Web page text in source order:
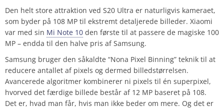
Den helt store attraktion ved S20 Ultra er naturligvis kameraet,
som byder på 108 MP til ekstremt detaljerede billeder. Xiaomi
var med sin Mi Note 10 den første til at passere de magiske 100
MP – endda til den halve pris af Samsung.
Samsung bruger den såkaldte “Nona Pixel Binning” teknik til at
reducere antallet af pixels og dermed billedstørrelsen.
Avancerede algoritmer kombinerer ni pixels til én superpixel,
hvorved det færdige billede består af 12 MP baseret på 108.
Det er, hvad man får, hvis man ikke beder om mere. Og det er